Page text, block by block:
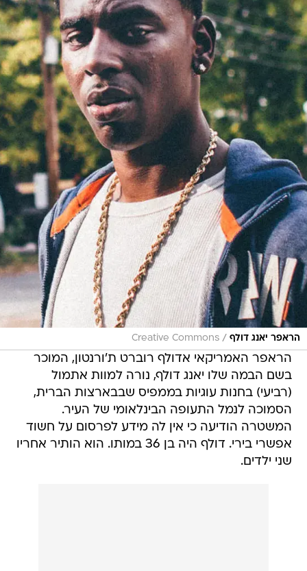
הראפר יאנג דולף /
Creative Commons
הראפר האמריקאי אדולף רוברט ת'ורנטון, המוכר
בשם הבמה שלו יאנג דולף, נורה למוות אתמול
(רביעי) בחנות עוגיות בממפיס שבבארצות הברית,
הסמוכה לנמל התעופה הבינלאומי של העיר.
המשטרה הודיעה כי אין לה מידע לפרסום על חשוד
אפשרי בירי. דולף היה בן 36 במותו. הוא הותיר אחריו
שני ילדים.